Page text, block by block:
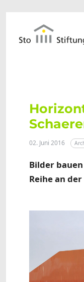
02. Juni 2016
Bilder
Reihe an